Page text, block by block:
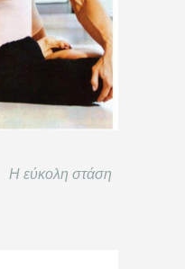
στάση